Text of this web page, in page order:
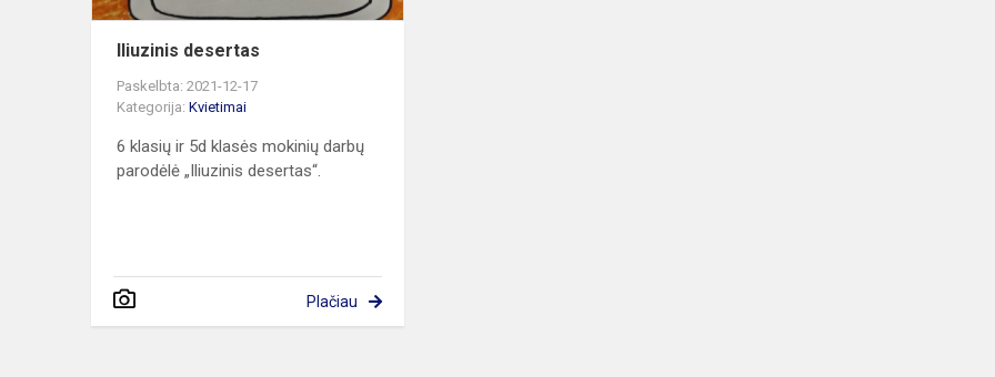
Iliuzinis desertas
Paskelbta: 2021-12-17
Kategorija: Kvietimai
6 klasių ir 5d klasės mokinių darbų
parodėlė „Iliuzinis desertas“.
Plačiau